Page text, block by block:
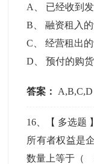
A
已经收到
B 、融资租入
C 、经营租出
D 、预付的购
答案： A,B,C,D
16 、【 多选题 】
所有者权益是
数量上等于（